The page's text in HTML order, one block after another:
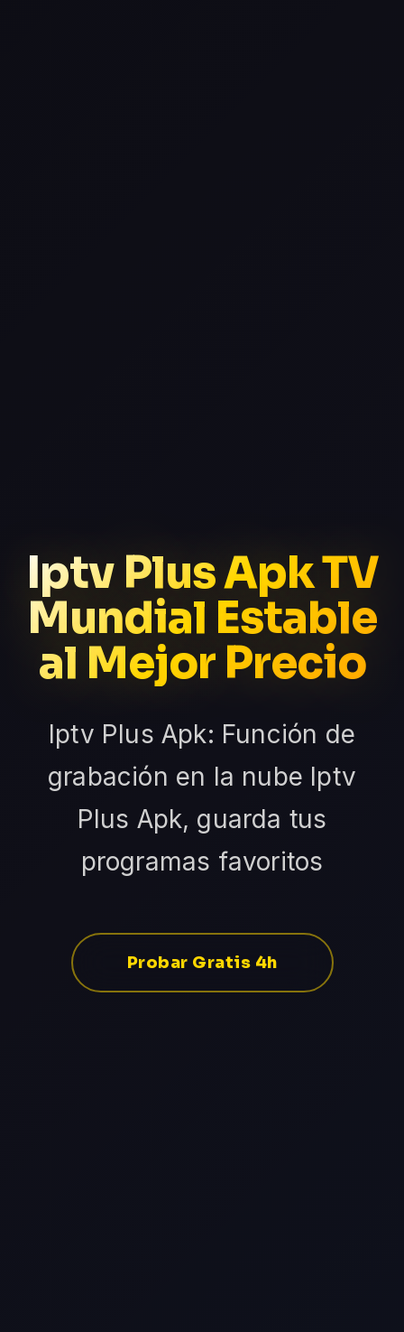
Iptv Plus Apk TV
Mundial Estable
al Mejor Precio
Iptv Plus Apk: Función de
grabación en la nube Iptv
Plus Apk, guarda tus
programas favoritos
Probar Gratis 4h